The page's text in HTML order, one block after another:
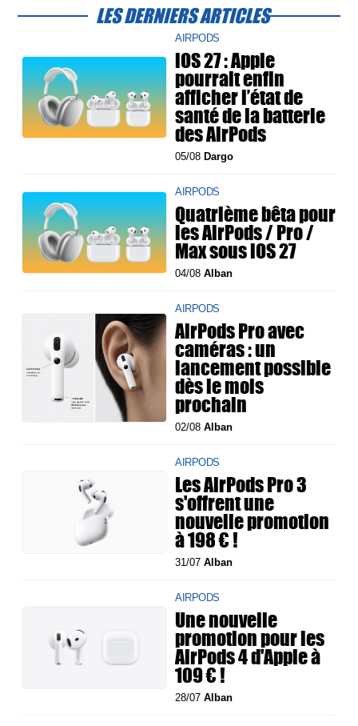
LES DERNIERS ARTICLES
AIRPODS
iOS 27 : Apple
pourrait enfin
afficher l’état de
santé de la batterie
des AirPods
05/08 Dargo
AIRPODS
Quatrième bêta pour
les AirPods / Pro /
Max sous iOS 27
04/08Alban
AIRPODS
AirPods Pro avec
caméras : un
lancement possible
dès le mois
prochain
02/08Alban
AIRPODS
Les AirPods Pro 3
s'offrent une
nouvelle promotion
à 198 € !
31/07Alban
AIRPODS
Une nouvelle
promotion pour les
AirPods 4 d'Apple à
109 € !
28/07Alban